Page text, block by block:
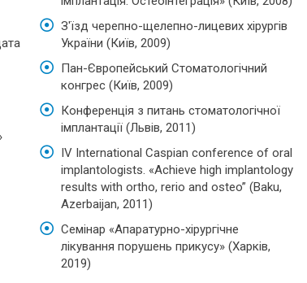
З'їзд черепно-щелепно-лицевих хірургів
України (Київ, 2009)
Пан-Європейський Стоматологічний
конгрес (Київ, 2009)
Конференція з питань стоматологічної
імплантації (Львів, 2011)
IV International Caspian conference of oral
implantologists. «Achieve high implantology
results with ortho, rerio and osteo” (Baku,
Azerbaijan, 2011)
Семінар «Апаратурно-хірургічне
лікування порушень прикусу» (Харків,
2019)